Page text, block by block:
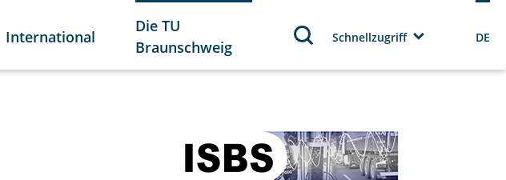
International
Die TU
Braunschweig
Schnellzugriff DE